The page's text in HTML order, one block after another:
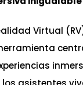
Virtual